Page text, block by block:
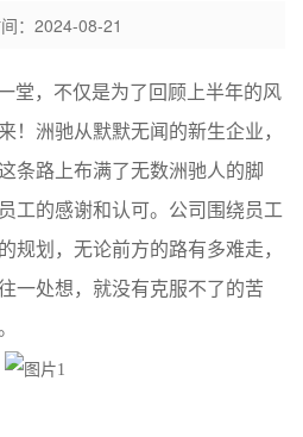
：2024-08-21
堂，不仅是为了回顾上半年的风
！洲驰从默默无闻的新生企业，
条路上布满了无数洲驰人的脚
工的感谢和认可。公司围绕员工
规划，无论前方的路有多难走，
一处想，就没有克服不了的苦